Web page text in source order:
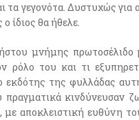
τα γεγονότα. Δυστυχώς
ίδιος θα ήθελε.
μνήμης πρωτοσέλιδο
ρόλο του και τι
ο εκδότης της φυλλάδας
κινδύνευσαν
με αποκλειστική ευθύνη